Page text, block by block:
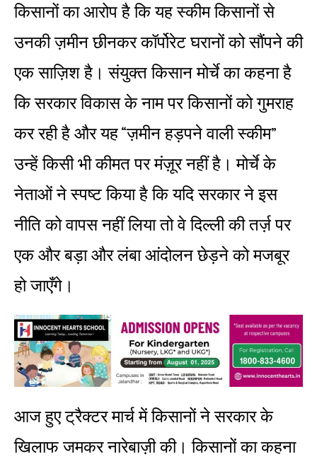
किसानों का आरोप है कि यह स्कीम किसानों से
उनकी ज़मीन छीनकर कॉर्पोरेट घरानों को सौंपने की
एक साज़िश है। संयुक्त किसान मोर्चे का कहना है
कि सरकार विकास के नाम पर किसानों को गुमराह
कर रही है और यह “ज़मीन हड़पने वाली स्कीम”
उन्हें किसी भी कीमत पर मंज़ूर नहीं है। मोर्चे के
नेताओं ने स्पष्ट किया है कि यदि सरकार ने इस
नीति को वापस नहीं लिया तो वे दिल्ली की तर्ज़ पर
एक और बड़ा और लंबा आंदोलन छेड़ने को मजबूर
हो जाएँगे।
आज हुए ट्रैक्टर मार्च में किसानों ने सरकार के
खिलाफ जमकर नारेबाज़ी की। किसानों का कहना